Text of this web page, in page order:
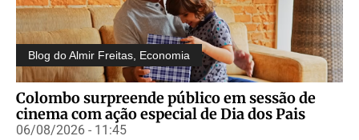
Blog do Almir Freitas, Economia
Colombo surpreende público em sessão de
cinema com ação especial de Dia dos Pais
06/08/2026 - 11:45